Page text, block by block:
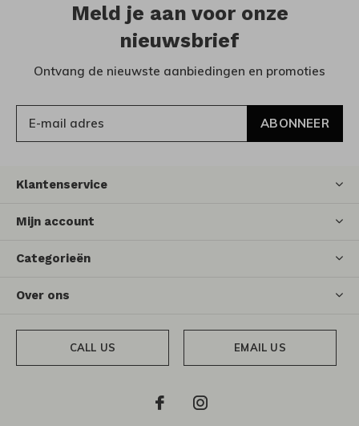
Meld je aan voor onze
nieuwsbrief
Ontvang de nieuwste aanbiedingen en promoties
ABONNEER
Klantenservice
Mijn account
Categorieën
Over ons
CALL US EMAIL US